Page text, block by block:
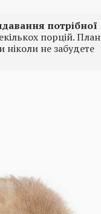
потрібної
порцій. План
ніколи не забудете